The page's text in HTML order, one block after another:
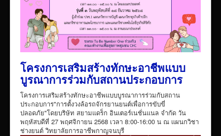
โครงการเสริมสร้างทักษะอาชีพแบบ
บูรณาการร่วมกับสถานประกอบการ
โครงการเสริมสร้างทักษะอาชีพแบบบูรณาการร่วมกับสถาน
ประกอบการ"การตั้งวงล้อรถจักรยานยนต์เพื่อการขับขี่
ปลอดภัย"โดยบริษัท สยามแดร็ก อินเตอร์เนชั่นแนล จำกัด วัน
พฤหัสบดีที่ 27 พฤศจิกายน 2568 เวลา 8:00-16:00 น ณ แผนกวิชา
ช่างยนต์ วิทยาลัยการอาชีพกาญจนบุรี